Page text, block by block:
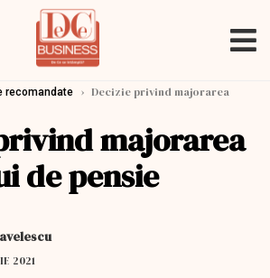
recomandate › Decizie privind majorarea
majorarea
de pensie
2021